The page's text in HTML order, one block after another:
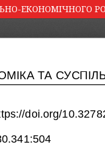
ЕКОНОМІЧНОГО